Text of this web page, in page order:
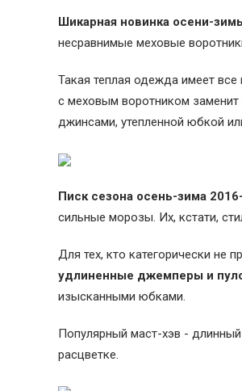
Шикарная новинка осени-
несравнимые меховые
Такая теплая одежда имеет
с меховым воротником
джинсами, утепленной юбкой
Писк сезона осень-зима
сильные морозы. Их, кстати,
Для тех, кто категорически не
удлиненные джемперы и
изысканными юбками.
Популярный маст-хэв -
расцветке.